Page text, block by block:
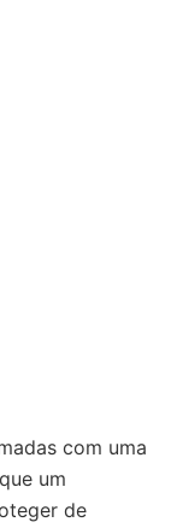
com uma
um
de